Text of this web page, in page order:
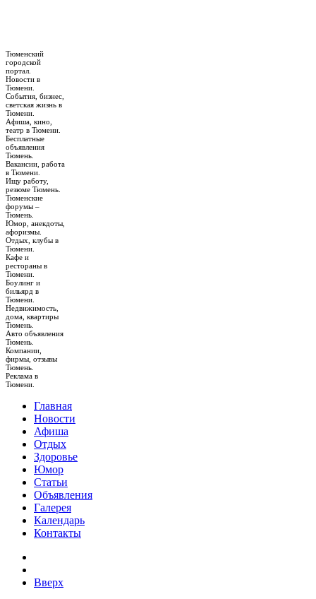
Тюменский
городской
портал.
Новости в
Тюмени.
События, бизнес,
светская жизнь в
Тюмени.
Афиша, кино,
театр в Тюмени.
Бесплатные
объявления
Тюмень.
Вакансии, работа
в Тюмени.
Ищу работу,
резюме Тюмень.
Тюменские
форумы –
Тюмень.
Юмор, анекдоты,
афоризмы.
Отдых, клубы в
Тюмени.
Кафе и
рестораны в
Тюмени.
Боулинг и
бильярд в
Тюмени.
Недвижимость,
дома, квартиры
Тюмень.
Авто объявления
Тюмень.
Компании,
фирмы, отзывы
Тюмень.
Реклама в
Тюмени.
Главная
Новости
Афиша
Отдых
Здоровье
Юмор
Статьи
Объявления
Галерея
Календарь
Контакты
Вверх